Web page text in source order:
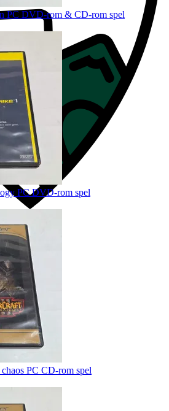
PC DVD-rom & CD-rom spel
PC DVD-rom spel
PC CD-rom spel